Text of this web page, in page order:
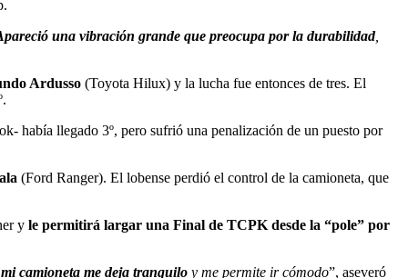
una vibración grande que preocupa por la durabilidad,
Ardusso (Toyota Hilux) y la lucha fue entonces de tres. El
había llegado 3º, pero sufrió una penalización de un puesto por
(Ford Ranger). El lobense perdió el control de la camioneta, que
y le permitirá largar una Final de TCPK desde la “pole” por
camioneta me deja tranquilo y me permite ir cómodo”, aseveró